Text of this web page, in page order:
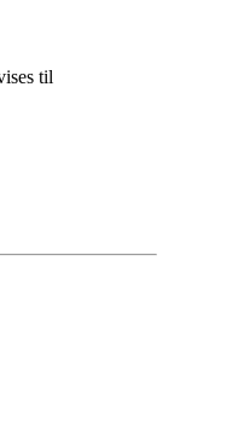
til